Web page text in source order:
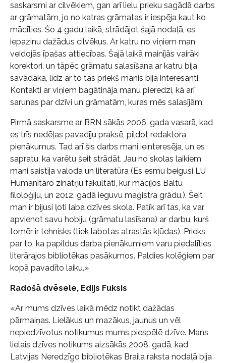
saskarsmi ar cilvēkiem, gan arī lielu prieku sagādā darbs
ar grāmatām, jo no katras grāmatas ir iespēja kaut ko
mācīties. Šo 4 gadu laikā, strādājot šajā nodaļā, es
iepazinu dažādus cilvēkus. Ar katru no viņiem man
veidojās īpašas attiecības. Šajā laikā mainījās vairāki
korektori, un tāpēc grāmatu salasīšana ar katru bija
savādāka, līdz ar to tas priekš manis bija interesanti.
Kontakti ar viņiem bagātināja manu pieredzi, kā arī
sarunas par dzīvi un grāmatām, kuras mēs salasījām.
Pirmā saskarsme ar BRN sākās 2006. gada vasarā, kad
es trīs nedēļas pavadīju praksē, pildot redaktora
pienākumus. Tad arī šis darbs mani ieinteresēja, un es
sapratu, ka varētu šeit strādāt. Jau no skolas laikiem
mani saistīja valoda un literatūra (Es esmu beigusi LU
Humanitāro zinātņu fakultāti, kur mācījos Baltu
filoloģiju, un 2012. gadā ieguvu maģistra grādu.). Šeit
man ir bijusi ļoti laba dzīves skola. Patīk arī tas, ka var
apvienot savu hobiju (grāmatu lasīšana) ar darbu, kurš
tomēr ir tehnisks (tiek labotas atrastās kļūdas). Prieks
par to, ka papildus darba pienākumiem varu piedalīties
literārajos bibliotēkas pasākumos. Paldies kolēģiem par
kopā pavadīto laiku.»
Radošā dvēsele, Edijs Fuksis
«Ar mums dzīves laikā mēdz notikt dažādas
pārmaiņas. Lielākus un mazākus, jaunus un vēl
nepiedzīvotus notikumus mums piespēlē dzīve. Mans
lielais dzīves notikums aizsākās 2008. gadā, kad
Latvijas Neredzīgo bibliotēkas Braila raksta nodaļā bija